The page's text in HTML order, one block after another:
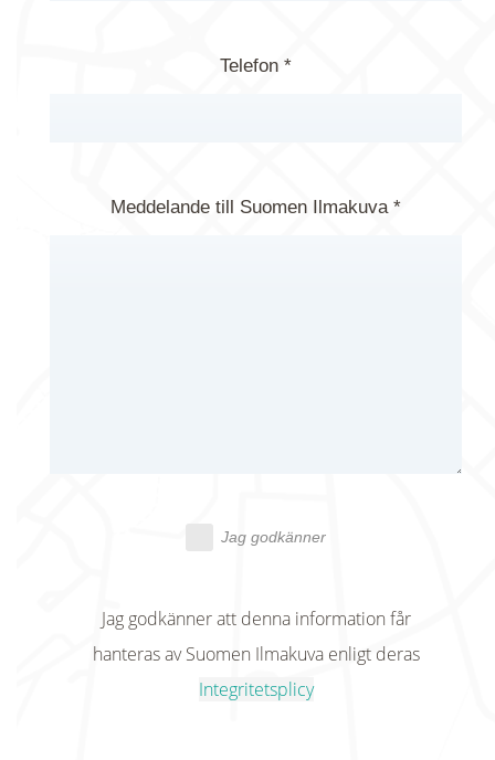
Telefon *
Meddelande till Suomen Ilmakuva *
Jag godkänner
Jag godkänner att denna information får
hanteras av Suomen Ilmakuva enligt deras
Integritetsplicy